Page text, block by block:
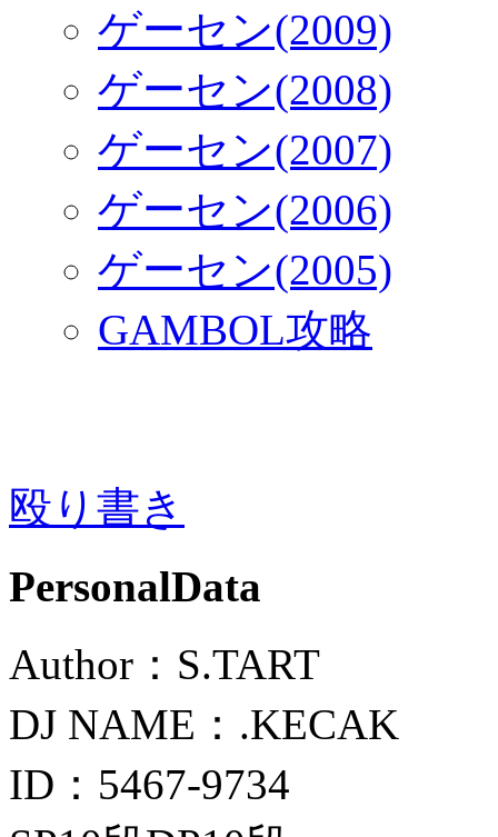
ゲーセン(2009)
ゲーセン(2008)
ゲーセン(2007)
ゲーセン(2006)
ゲーセン(2005)
GAMBOL攻略
殴り書き
PersonalData
Author：S.TART
DJ NAME：.KECAK
ID：5467-9734